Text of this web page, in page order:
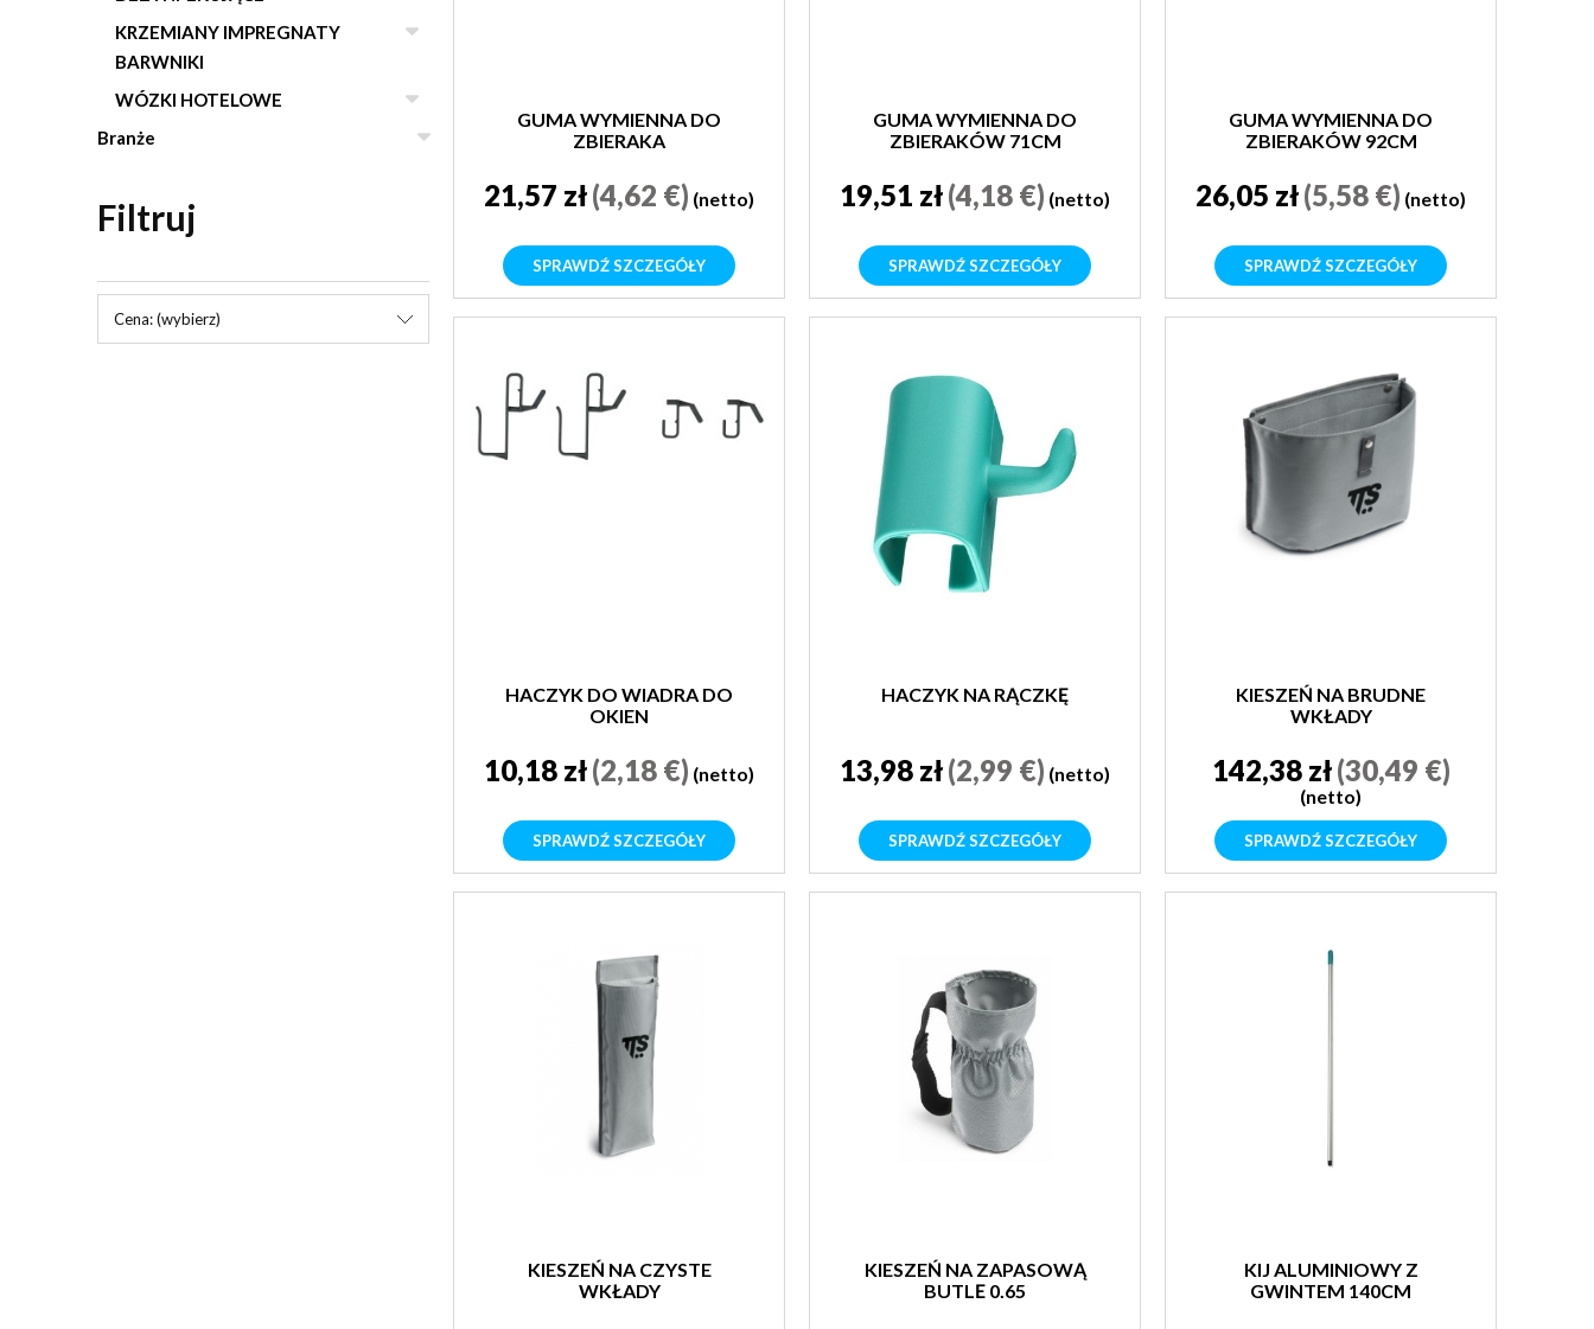
KRZEMIANY IMPREGNATY
BARWNIKI
WÓZKI HOTELOWE
Branże
Filtruj
Cena: (wybierz)
GUMA WYMIENNA DO
ZBIERAKA
21,57 zł(4,62 €) (netto)
SPRAWDŹ SZCZEGÓŁY
GUMA WYMIENNA DO
ZBIERAKÓW 71CM
19,51 zł(4,18 €) (netto)
SPRAWDŹ SZCZEGÓŁY
GUMA WYMIENNA DO
ZBIERAKÓW 92CM
26,05 zł(5,58 €) (netto)
SPRAWDŹ SZCZEGÓŁY
HACZYK DO WIADRA DO
OKIEN
10,18 zł(2,18 €) (netto)
SPRAWDŹ SZCZEGÓŁY
HACZYK NA RĄCZKĘ
13,98 zł(2,99 €) (netto)
SPRAWDŹ SZCZEGÓŁY
KIESZEŃ NA BRUDNE
WKŁADY
142,38 zł(30,49 €)
(netto)
SPRAWDŹ SZCZEGÓŁY
KIESZEŃ NA CZYSTE
WKŁADY
KIESZEŃ NA ZAPASOWĄ
BUTLĘ 0,65
KIJ ALUMINIOWY Z
GWINTEM 140CM